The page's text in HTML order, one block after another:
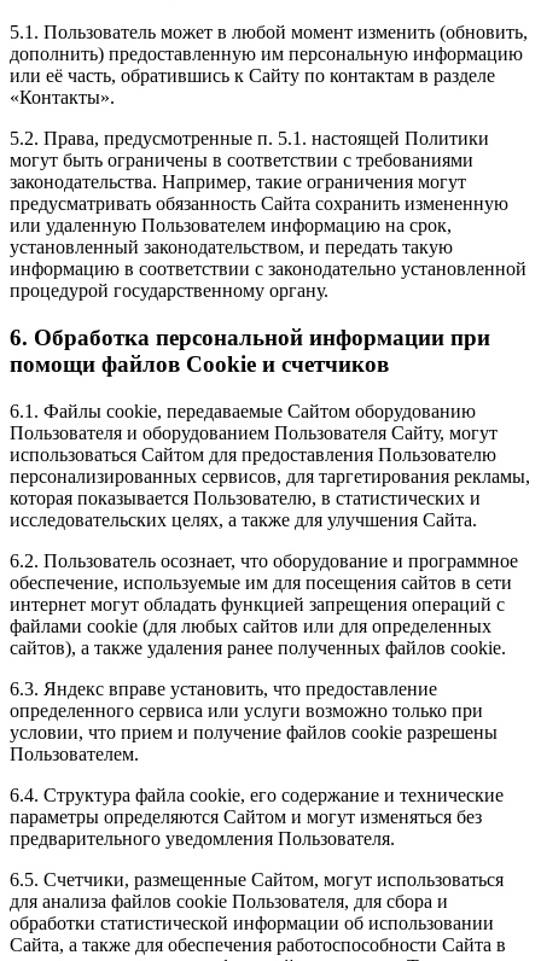
5.1. Пользователь может в любой момент изменить (обновить,
дополнить) предоставленную им персональную информацию
или её часть, обратившись к Сайту по контактам в разделе
«Контакты».
5.2. Права, предусмотренные п. 5.1. настоящей Политики
могут быть ограничены в соответствии с требованиями
законодательства. Например, такие ограничения могут
предусматривать обязанность Сайта сохранить измененную
или удаленную Пользователем информацию на срок,
установленный законодательством, и передать такую
информацию в соответствии с законодательно установленной
процедурой государственному органу.
6. Обработка персональной информации при
помощи файлов Cookie и счетчиков
6.1. Файлы cookie, передаваемые Сайтом оборудованию
Пользователя и оборудованием Пользователя Сайту, могут
использоваться Сайтом для предоставления Пользователю
персонализированных сервисов, для таргетирования рекламы,
которая показывается Пользователю, в статистических и
исследовательских целях, а также для улучшения Сайта.
6.2. Пользователь осознает, что оборудование и программное
обеспечение, используемые им для посещения сайтов в сети
интернет могут обладать функцией запрещения операций с
файлами cookie (для любых сайтов или для определенных
сайтов), а также удаления ранее полученных файлов cookie.
6.3. Яндекс вправе установить, что предоставление
определенного сервиса или услуги возможно только при
условии, что прием и получение файлов cookie разрешены
Пользователем.
6.4. Структура файла cookie, его содержание и технические
параметры определяются Сайтом и могут изменяться без
предварительного уведомления Пользователя.
6.5. Счетчики, размещенные Сайтом, могут использоваться
для анализа файлов cookie Пользователя, для сбора и
обработки статистической информации об использовании
Сайта, а также для обеспечения работоспособности Сайта в